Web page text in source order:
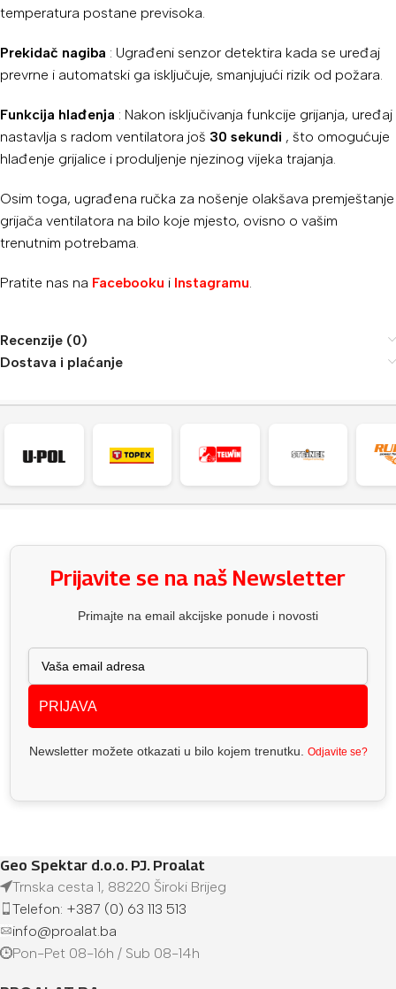
temperatura postane previsoka.
Prekidač nagiba : Ugrađeni senzor detektira kada se uređaj
prevrne i automatski ga isključuje, smanjujući rizik od požara.
Funkcija hlađenja : Nakon isključivanja funkcije grijanja, uređaj
nastavlja s radom ventilatora još 30 sekundi , što omogućuje
hlađenje grijalice i produljenje njezinog vijeka trajanja.
Osim toga, ugrađena ručka za nošenje olakšava premještanje
grijača ventilatora na bilo koje mjesto, ovisno o vašim
trenutnim potrebama.
Pratite nas na Facebooku i Instagramu.
Recenzije (0)
Dostava i plaćanje
Prijavite se na naš Newsletter
Primajte na email akcijske ponude i novosti
PRIJAVA
Newsletter možete otkazati u bilo kojem trenutku. Odjavite se?
Geo Spektar d.o.o. PJ. Proalat
Trnska cesta 1, 88220 Široki Brijeg
Telefon: +387 (0) 63 113 513
info@proalat.ba
Pon-Pet 08-16h / Sub 08-14h